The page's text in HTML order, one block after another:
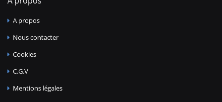
A propos
Nous contacter
Cookies
C.G.V
Mentions légales